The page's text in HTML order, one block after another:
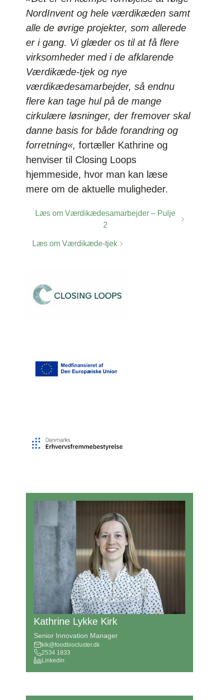
NordInvent og hele værdikæden samt
alle de øvrige projekter, som allerede
er i gang. Vi glæder os til at få flere
virksomheder med i de afklarende
Værdikæde-tjek og nye
værdikædesamarbejder, så endnu
flere kan tage hul på de mange
cirkulære løsninger, der fremover skal
danne basis for både forandring og
forretning«, fortæller Kathrine og
henviser til Closing Loops
hjemmeside, hvor man kan læse
mere om de aktuelle muligheder.
Læs om Værdikædesamarbejder – Pulje
2
Læs om Værdikæde-tjek
Kathrine Lykke Kirk
Senior Innovation Manager
klk@foodbiocluster.dk
2534 1833
Linkedin